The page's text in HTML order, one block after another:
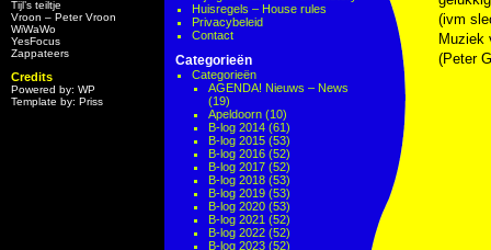
Tijl’s teiltje
Vroon – Peter Vroon
WiWaWo
YesFocus
Zappateers
Credits
Powered by: WP
Template by: Priss
Huisregels – House rules
Privacybeleid
Contact
Categorieën
Categorieën
AGENDA! Nieuws – News
(19)
Apeldoorn (10)
B-log 2014 (61)
B-log 2015 (53)
B-log 2016 (52)
B-log 2017 (52)
B-log 2018 (53)
B-log 2019 (53)
B-log 2020 (53)
B-log 2021 (52)
B-log 2022 (52)
B-log 2023 (52)
(ivm
Muziek
(Peter